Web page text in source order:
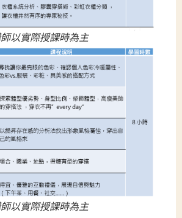
以實際授課時為主
以實際授課時為主